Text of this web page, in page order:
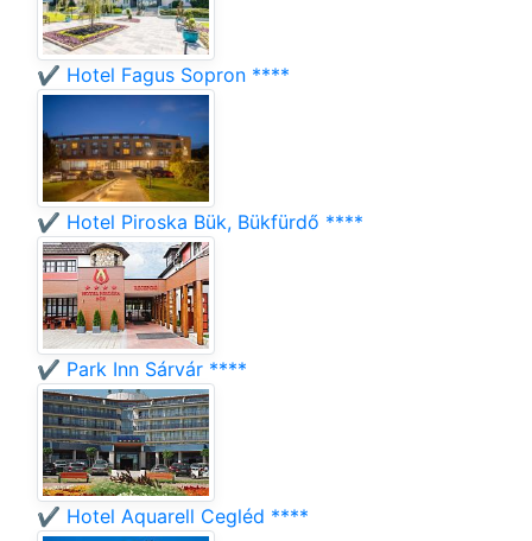
✔️ Hotel Fagus Sopron ****
✔️ Hotel Piroska Bük, Bükfürdő ****
✔️ Park Inn Sárvár ****
✔️ Hotel Aquarell Cegléd ****